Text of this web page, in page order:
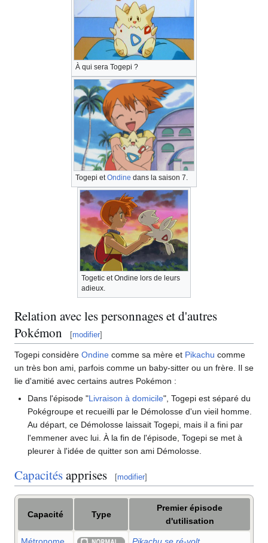
À qui sera Togepi ?
Togepi etOndine dans la saison 7.
Togetic et Ondine lors de leurs
adieux.
Relation avec les personnages et d'autres
Pokémon
[modifier]
Togepi considère Ondine comme sa mère et Pikachu comme
un très bon ami, parfois comme un baby-sitter ou un frère. Il se
lie d'amitié avec certains autres Pokémon :
Dans l'épisode "Livraison à domicile", Togepi est séparé du
Pokégroupe et recueilli par le Démolosse d'un vieil homme.
Au départ, ce Démolosse laissait Togepi, mais il a fini par
l'emmener avec lui. À la fin de l'épisode, Togepi se met à
pleurer à l'idée de quitter son ami Démolosse.
Capacitésapprises [modifier]
Capacité Type
Premier épisode
d'utilisation